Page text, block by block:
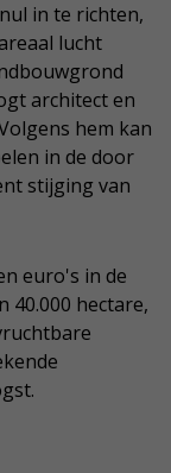
in te richten,
lucht
architect en
hem kan
in de door
stijging van
euro's in de
40.000 hectare,